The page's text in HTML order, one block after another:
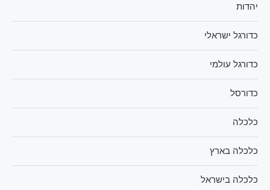
יהדות
כדורגל ישראלי
כדורגל עולמי
כדורסל
כלכלה
כלכלה בארץ
כלכלה בישראל